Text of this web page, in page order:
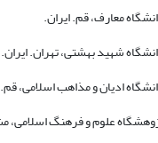
معارف، قم. ایران.
شهید بهشتی، تهران. ایران.
ادیان و مذاهب اسلامی،
علوم و فرهنگ اسلامی،